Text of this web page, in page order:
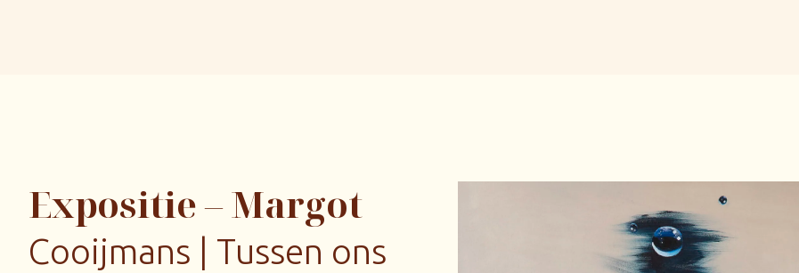
Expositie – Margot
Cooijmans | Tussen ons